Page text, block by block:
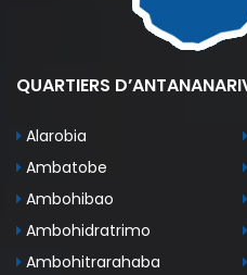
QUARTIERS
Alarobia
Ambatobe
Ambohibao
Ambohidratrimo
Ambohitrarahaba